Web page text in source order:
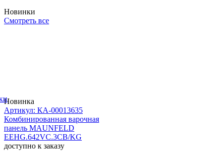
Новинки
Смотреть все
Новинка
Артикул: КА-00013635
Комбинированная варочная
панель MAUNFELD
EEHG.642VC.3CB/KG
доступно к заказу